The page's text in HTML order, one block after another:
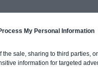
My Personal Information
the sale, sharing to third parties,
information for targeted
>>